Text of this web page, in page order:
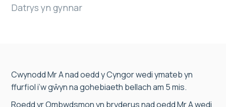
Datrys yn gynnar
Cwynodd Mr A nad oedd y Cyngor wedi ymateb yn
ffurfiol i’w gŵyn na gohebiaeth bellach am 5 mis.
Roedd yr Ombwdsmon yn bryderus nad oedd Mr A wedi